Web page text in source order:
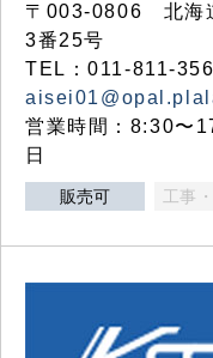
〒003-0806 北海
3番25号
TEL：011-811-
営業時間：8:30〜
日
販売可 工事